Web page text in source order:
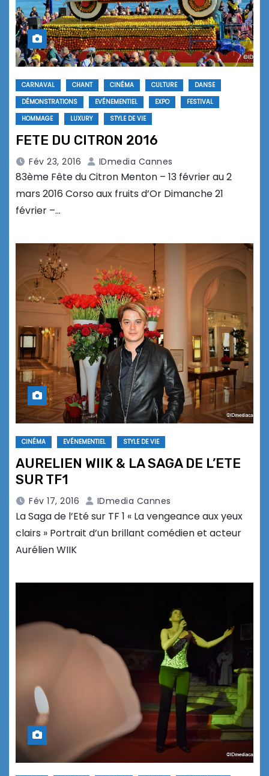
CARNAVAL CHANT CINÉMA CULTURE
DANSE
DÉMONSTRATIONS
EVÉNEMENTIEL EXPO
FESTIVAL
HOMMAGE
LUXURY STYLE DE VIE
FETE DU CITRON 2016
Fév 23, 2016 IDmedia Cannes
83ème Fête du Citron Menton – 13 février au 2
mars 2016 Corso aux fruits d’Or Dimanche 21
février –…
CINÉMA EVÉNEMENTIEL STYLE DE VIE
AURELIEN WIIK & LA SAGA DE L’ETE
SUR TF1
Fév 17, 2016 IDmedia Cannes
La Saga de l’Eté sur TF 1 « La vengeance aux yeux
clairs » Portrait d’un brillant comédien et acteur
Aurélien WIIK